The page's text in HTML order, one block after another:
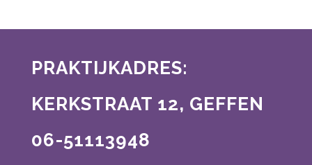
PRAKTIJKADRES:
KERKSTRAAT 12, GEFFEN
06-51113948